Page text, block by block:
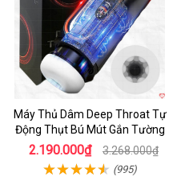
Máy Thủ Dâm Deep Throat Tự
Động Thụt Bú Mút Gắn Tường
2.190.000₫ 3.268.000₫
(995)